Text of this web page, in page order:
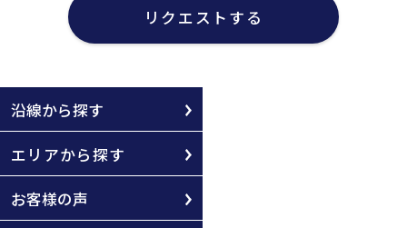
リクエストする
沿線から探す
エリアから探す
お客様の声